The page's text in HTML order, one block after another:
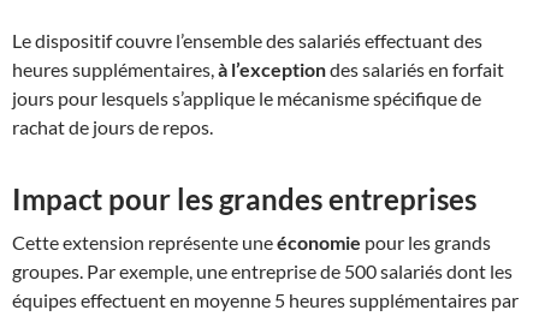
Le dispositif couvre l’ensemble des salariés effectuant des
heures supplémentaires,à l’exceptiondes salariés en forfait
jours pour lesquels s’applique le mécanisme spécifique de
rachat de jours de repos.
Impact pour les grandes entreprises
Cette extension représente uneéconomie pour les grands
groupes. Par exemple, une entreprise de 500 salariés dont les
équipes effectuent en moyenne 5 heures supplémentaires par